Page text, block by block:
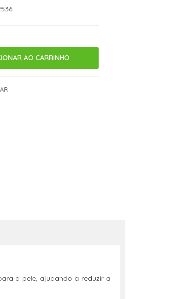
a pele, ajudando a reduzir a